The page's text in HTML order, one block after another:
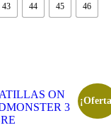
43 44 45 46